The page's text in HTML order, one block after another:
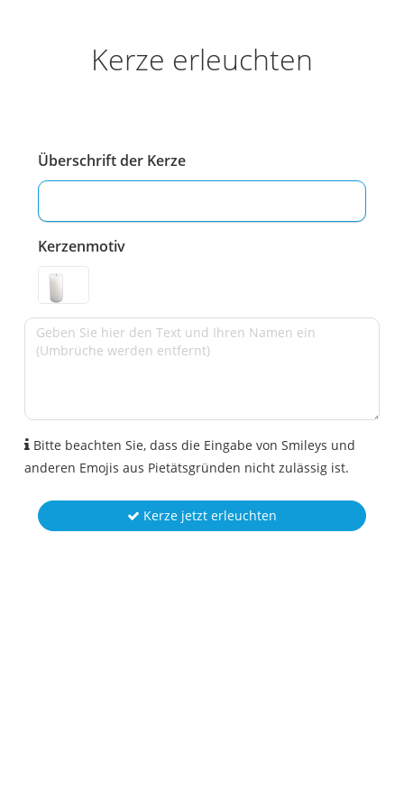
Kerze erleuchten
Überschrift der Kerze
Kerzenmotiv
Bitte beachten Sie, dass die Eingabe von Smileys und
anderen Emojis aus Pietätsgründen nicht zulässig ist.
Kerze jetzt erleuchten